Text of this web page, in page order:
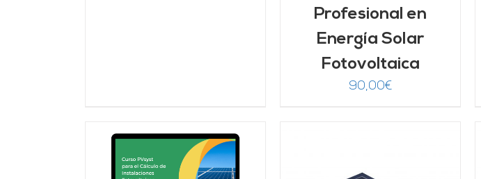
Profesional en
Energía Solar
Fotovoltaica
90,00€